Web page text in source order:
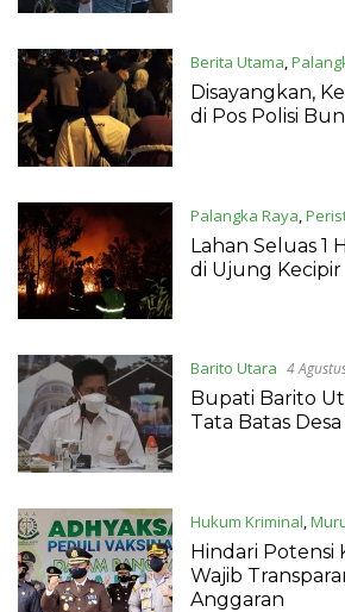
Berita Utama,
Disayangkan,
di Pos Polisi
Palangka Raya,
Lahan Seluas 1
di Ujung Kecipir
Barito Utara 4
Bupati Barito
Tata Batas Desa
Hukum Kriminal,
Hindari Potensi
Wajib
Anggaran